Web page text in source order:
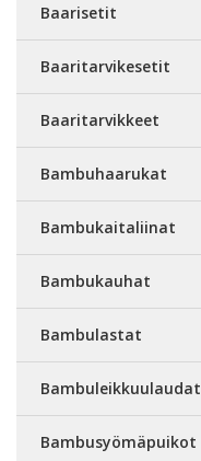
Baarisetit
Baaritarvikesetit
Baaritarvikkeet
Bambuhaarukat
Bambukaitaliinat
Bambukauhat
Bambulastat
Bambuleikkuulaudat
Bambusyömäpuikot